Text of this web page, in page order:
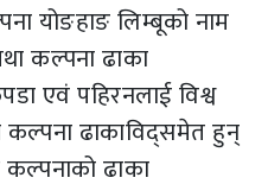
योङहाङ लिम्बूको नाम
कल्पना ढाका
एवं पहिरनलाई विश्व
कल्पना ढाकाविद्समेत हुन्
कल्पनाको ढाका